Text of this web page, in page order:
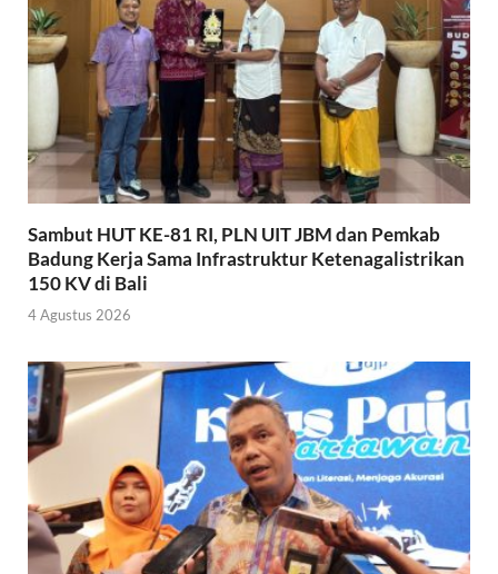
Sambut HUT KE-81 RI, PLN UIT JBM dan Pemkab
Badung Kerja Sama Infrastruktur Ketenagalistrikan
150 KV di Bali
4 Agustus 2026